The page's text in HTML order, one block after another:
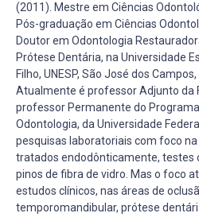
(2011). Mestre em Ciências
Pós-graduação em Ciências
Doutor em Odontologia
Prótese Dentária, na Universidade
Filho, UNESP, São José dos
Atualmente é professor Adjunto da
professor Permanente do
Odontologia, da Universidade
pesquisas laboratoriais com foco
tratados endodônticamente, testes
pinos de fibra de vidro. Mas o foco
estudos clínicos, nas áreas de
temporomandibular, prótese